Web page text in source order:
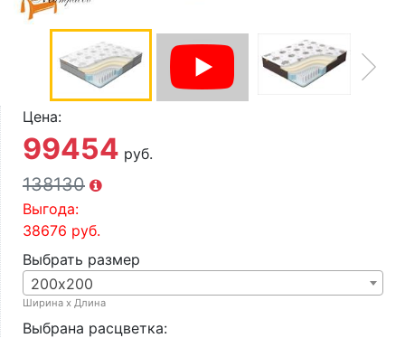
Цена:
99454 руб.
138130
Выгода:
38676 руб.
Выбрать размер
200х200
Ширина х Длина
Выбрана расцветка: